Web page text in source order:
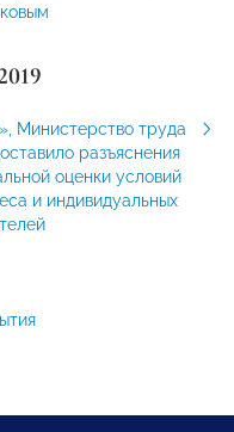
труда
разъяснения
оценки условий
и индивидуальных